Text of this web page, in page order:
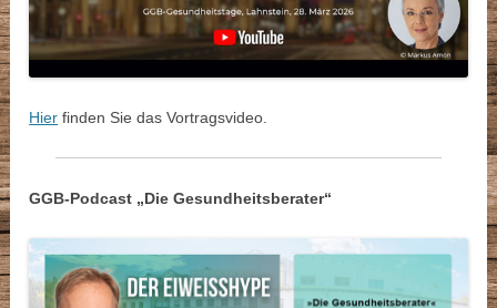
Hier finden Sie das Vortragsvideo.
GGB-Podcast „Die Gesundheitsberater“